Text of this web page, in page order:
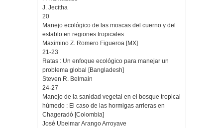
J. Jecitha
20
Manejo ecológico de las moscas del cuerno y del
establo en regiones tropicales
Maximino Z. Romero Figueroa [MX]
21-23
Ratas : Un enfoque ecológico para manejar un
problema global [Bangladesh]
Steven R. Belmain
24-27
Manejo de la sanidad vegetal en el bosque tropical
húmedo : El caso de las hormigas arrieras en
Chageradó [Colombia]
José Ubeimar Arango Arroyave